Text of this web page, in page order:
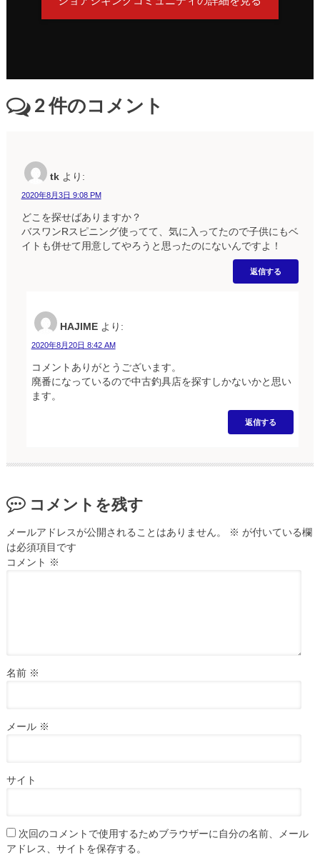
2件のコメント
tk より:
2020年8月3日 9:08 PM
どこを探せばありますか？
バスワンRスピニング使ってて、気に入ってたので子供にもベ
イトも併せて用意してやろうと思ったのにないんですよ！
返信する
HAJIME より:
2020年8月20日 8:42 AM
コメントありがとうございます。
廃番になっているので中古釣具店を探すしかないかと思い
ます。
返信する
コメントを残す
メールアドレスが公開されることはありません。 ※ が付いている欄
は必須項目です
コメント ※
名前 ※
メール ※
サイト
次回のコメントで使用するためブラウザーに自分の名前、メール
アドレス、サイトを保存する。